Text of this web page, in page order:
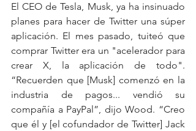
El CEO de Tesla, Musk, ya ha insinuado
planes para hacer de Twitter una súper
aplicación. El mes pasado, tuiteó que
comprar Twitter era un "acelerador para
crear X, la aplicación de todo".
“Recuerden que [Musk] comenzó en la
industria de pagos... vendió su
compañía a PayPal”, dijo Wood. “Creo
que él y [el cofundador de Twitter] Jack